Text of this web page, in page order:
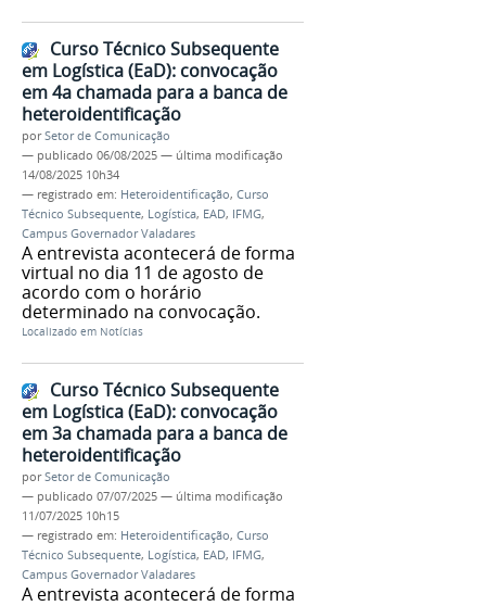
Curso Técnico Subsequente
em Logística (EaD): convocação
em 4a chamada para a banca de
heteroidentificação
porSetor de Comunicação
— publicado 06/08/2025 — última modificação
14/08/2025 10h34
— registrado em: Heteroidentificação, Curso
Técnico Subsequente, Logística, EAD, IFMG,
Campus Governador Valadares
A entrevista acontecerá de forma
virtual no dia 11 de agosto de
acordo com o horário
determinado na convocação.
Localizado em Notícias
Curso Técnico Subsequente
em Logística (EaD): convocação
em 3a chamada para a banca de
heteroidentificação
porSetor de Comunicação
— publicado 07/07/2025 — última modificação
11/07/2025 10h15
— registrado em: Heteroidentificação, Curso
Técnico Subsequente, Logística, EAD, IFMG,
Campus Governador Valadares
A entrevista acontecerá de forma